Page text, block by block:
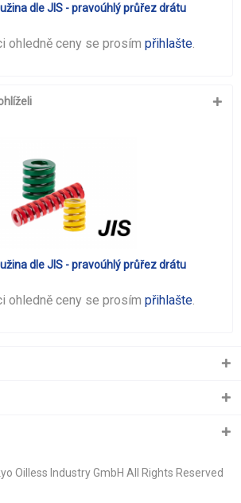
dle JIS - pravoúhlý průřez drátu
ohledně ceny se prosím přihlašte.
dle JIS - pravoúhlý průřez drátu
ohledně ceny se prosím přihlašte.
Oilless Industry GmbH All Rights Reserved